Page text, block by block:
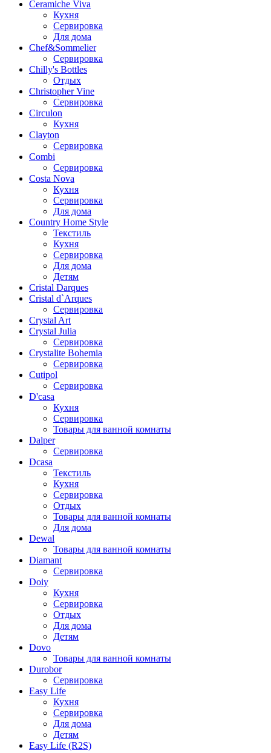
Ceramiche Viva
Кухня
Сервировка
Для дома
Chef&Sommelier
Сервировка
Chilly's Bottles
Отдых
Christopher Vine
Сервировка
Circulon
Кухня
Clayton
Сервировка
Combi
Сервировка
Costa Nova
Кухня
Сервировка
Для дома
Country Home Style
Текстиль
Кухня
Сервировка
Для дома
Детям
Cristal Darques
Cristal d`Arques
Сервировка
Crystal Art
Crystal Julia
Сервировка
Crystalite Bohemia
Сервировка
Cutipol
Сервировка
D'casa
Кухня
Сервировка
Товары для ванной комнаты
Dalper
Сервировка
Dcasa
Текстиль
Кухня
Сервировка
Отдых
Товары для ванной комнаты
Для дома
Dewal
Товары для ванной комнаты
Diamant
Сервировка
Doiy
Кухня
Сервировка
Отдых
Для дома
Детям
Dovo
Товары для ванной комнаты
Durobor
Сервировка
Easy Life
Кухня
Сервировка
Для дома
Детям
Easy Life (R2S)